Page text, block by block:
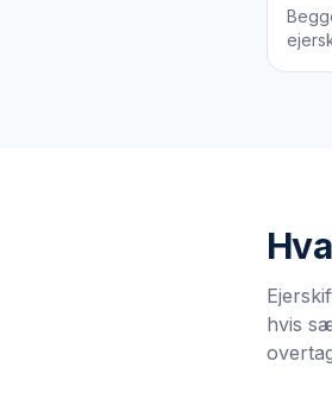
hvis